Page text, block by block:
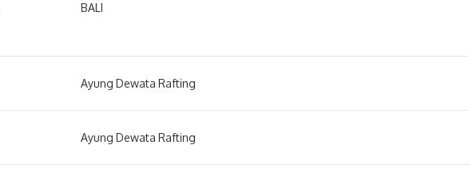
BALI
Ayung Dewata Rafting
Ayung Dewata Rafting